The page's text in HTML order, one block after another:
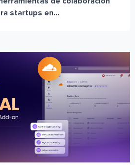
startups en...